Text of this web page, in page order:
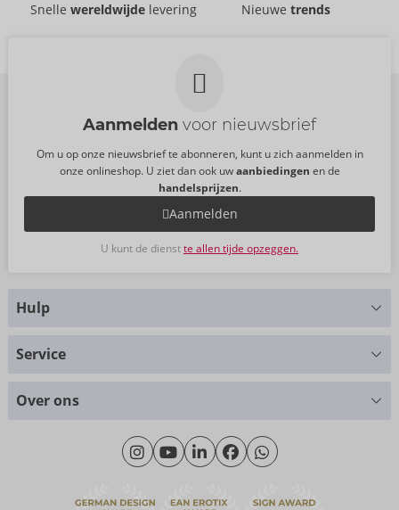
Snelle wereldwijdelevering Nieuwe trends
Aanmelden voor nieuwsbrief
Om u op onze nieuwsbrief te abonneren, kunt u zich aanmelden in
onze onlineshop. U ziet dan ook uwaanbiedingen en de
handelsprijzen.
Aanmelden
U kunt de dienstte allen tijde opzeggen.
Hulp
Maandag - Donderdag: 09.00 - 16.00 uur
Vrijdag: 09.00 - 15.00 uur
Contact opnemen met
Service
Over ons
Over ons
Duurzaamheid
eroFame